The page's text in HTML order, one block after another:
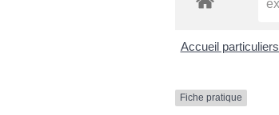
Accueil particuliers
Fiche pratique